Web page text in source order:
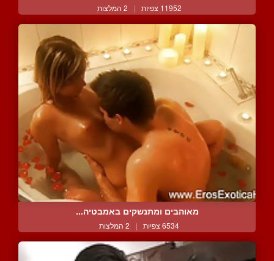
11952 צפיות | 2 המלצות
מאוהבים ומתנשקים באמבטיה...
6534 צפיות | 2 המלצות